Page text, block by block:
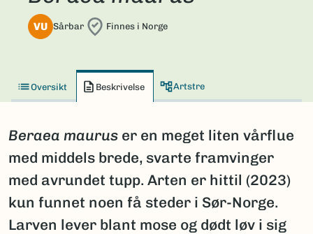
VU Sårbar Finnes i Norge
Oversikt Beskrivelse Artstre
Beraea maurus er en meget liten vårflue
med middels brede, svarte framvinger
med avrundet tupp. Arten er hittil (2023)
kun funnet noen få steder i Sør-Norge.
Larven lever blant mose og dødt løv i sig